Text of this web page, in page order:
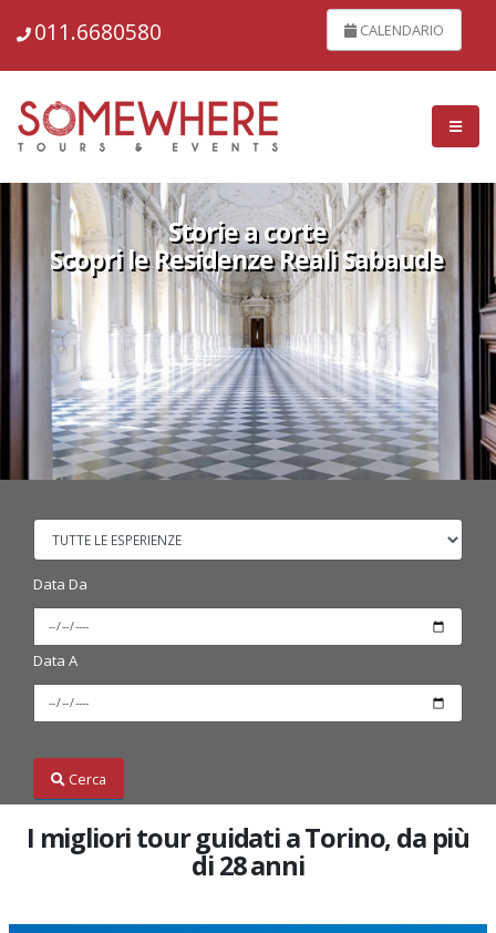
011.6680580 CALENDARIO
Storie a corte
Scopri le Residenze Reali Sabaude
Data Da
Data A
Cerca
I migliori tour guidati a Torino, da più
di 28 anni